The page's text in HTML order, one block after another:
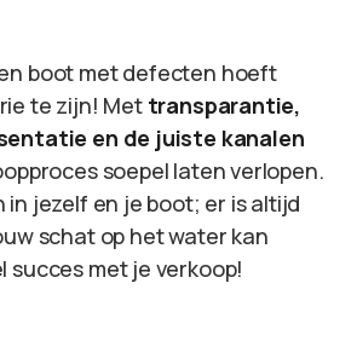
boot met defecten hoeft
te zijn! Met transparantie,
en de juiste kanalen
soepel laten verlopen.
in jezelf en je boot; er is altijd
schat op het water kan
succes met je verkoop!